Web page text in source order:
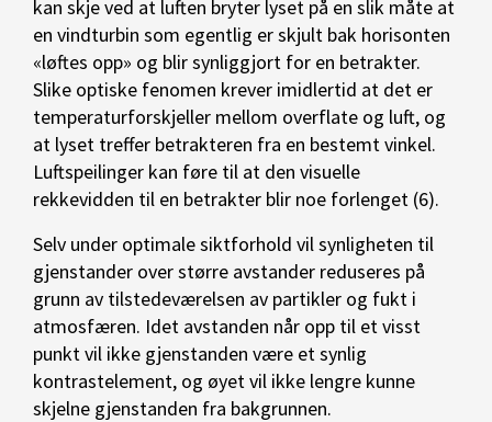
kan skje ved at luften bryter lyset på en slik måte at
en vindturbin som egentlig er skjult bak horisonten
«løftes opp» og blir synliggjort for en betrakter.
Slike optiske fenomen krever imidlertid at det er
temperaturforskjeller mellom overflate og luft, og
at lyset treffer betrakteren fra en bestemt vinkel.
Luftspeilinger kan føre til at den visuelle
rekkevidden til en betrakter blir noe forlenget (6).
Selv under optimale siktforhold vil synligheten til
gjenstander over større avstander reduseres på
grunn av tilstedeværelsen av partikler og fukt i
atmosfæren. Idet avstanden når opp til et visst
punkt vil ikke gjenstanden være et synlig
kontrastelement, og øyet vil ikke lengre kunne
skjelne gjenstanden fra bakgrunnen.